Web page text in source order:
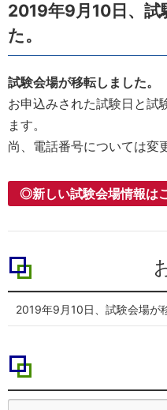
2019年9月10日、試
た。
試験会場が移転しました。
お申込みされた試験日と試
ます。
尚、電話番号については変
◎新しい試験会場情報は
2019年9月10日、試験会場が